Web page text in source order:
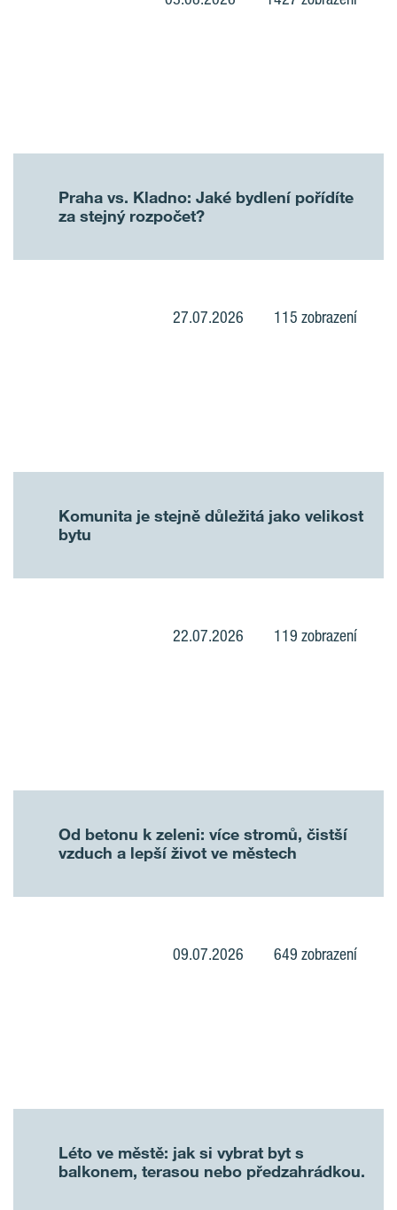
Praha vs. Kladno: Jaké bydlení pořídíte
za stejný rozpočet?
27.07.2026 115 zobrazení
Komunita je stejně důležitá jako velikost
bytu
22.07.2026 119 zobrazení
Od betonu k zeleni: více stromů, čistší
vzduch a lepší život ve městech
09.07.2026 649 zobrazení
Léto ve městě: jak si vybrat byt s
balkonem, terasou nebo předzahrádkou.